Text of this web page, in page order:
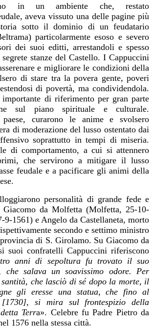
in un ambiente che, restato
aveva vissuto una delle pagine più
sotto il dominio di un feudatario
particolarmente esoso e severo
dei suoi editti, arrestandoli e spesso
stanze del Castello. I Cappuccini
e migliorare le condizioni della
di stare tra la povera gente, poveri
di povertà, ma condividendola.
di riferimento per gran parte
sul piano spirituale e culturale.
paese, curarono le anime e svolsero
di moderazione del lusso ostentato dai
soprattutto in tempi di miseria.
di comportamento, a cui si attennero
che servirono a mitigare il lusso
feudale e a pacificare gli animi della
personalità di grande fede e
da Molfetta (Molfetta, 25-10-
9-1561) e Angelo da Castellaneta, morto
secondo e settimo ministro
di S. Girolamo. Su Giacomo da
suoi confratelli Cappuccini riferiscono
anni di sepoltura fu trovato il suo
che salava un soavissimo odore. Per
che lasciò di sé dopo la morte, il
gli eresse una statua, che fino al
[1730], si mira sul frontespizio della
Terra». Celebre fu Padre Pietro da
1576 nella stessa città.